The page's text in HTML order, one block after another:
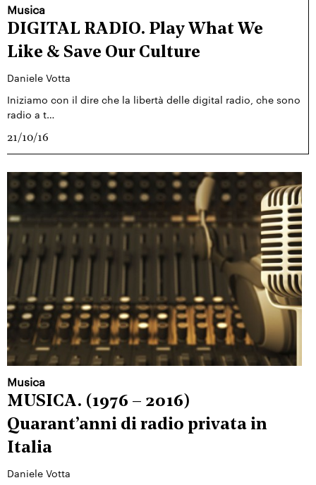
Musica
DIGITAL RADIO. Play What We
Like & Save Our Culture
Daniele Votta
Iniziamo con il dire che la libertà delle digital radio, che sono
radio a t…
21/10/16
Musica
MUSICA. (1976 – 2016)
Quarant’anni di radio privata in
Italia
Daniele Votta